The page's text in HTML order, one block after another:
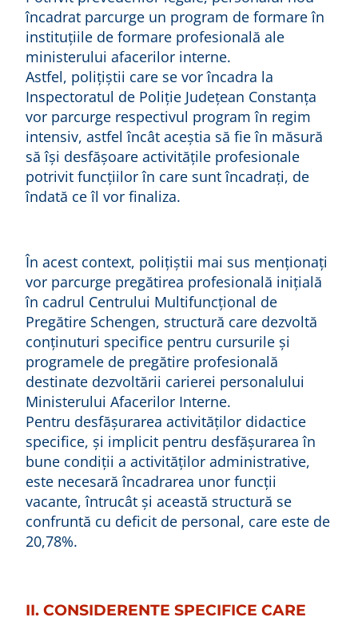
încadrat parcurge un program de formare în
instituţiile de formare profesională ale
ministerului afacerilor interne.
Astfel, polițiștii care se vor încadra la
Inspectoratul de Poliție Județean Constanța
vor parcurge respectivul program în regim
intensiv, astfel încât aceștia să fie în măsură
să își desfășoare activitățile profesionale
potrivit funcțiilor în care sunt încadrați, de
îndată ce îl vor finaliza.
În acest context, polițiștii mai sus menționați
vor parcurge pregătirea profesională inițială
în cadrul Centrului Multifuncțional de
Pregătire Schengen, structură care dezvoltă
conținuturi specifice pentru cursurile și
programele de pregătire profesională
destinate dezvoltării carierei personalului
Ministerului Afacerilor Interne.
Pentru desfășurarea activităților didactice
specifice, și implicit pentru desfășurarea în
bune condiții a activităților administrative,
este necesară încadrarea unor funcții
vacante, întrucât și această structură se
confruntă cu deficit de personal, care este de
20,78%.
II. CONSIDERENTE SPECIFICE CARE